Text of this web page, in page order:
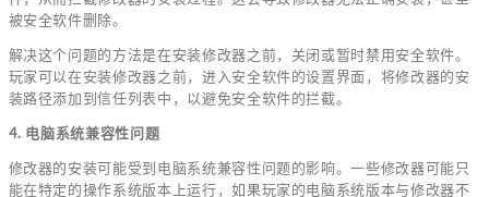
被安全软件删除。
解决这个问题的方法是在安装修改器之前，关闭或暂时禁用安全软件。
玩家可以在安装修改器之前，进入安全软件的设置界面，将修改器的安
装路径添加到信任列表中，以避免安全软件的拦截。
4. 电脑系统兼容性问题
修改器的安装可能受到电脑系统兼容性问题的影响。一些修改器可能只
能在特定的操作系统版本上运行，如果玩家的电脑系统版本与修改器不